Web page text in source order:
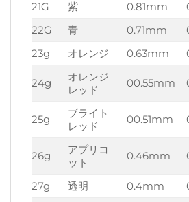
21G
紫 0.81mm
22G
青 0.71mm
23g
オレンジ 0.63mm
24g
オレンジ
レッド
00.55mm
25g
ブライト
レッド
00.51mm
26g
アプリコ
ット
0.46mm
27g 透明 0.4mm